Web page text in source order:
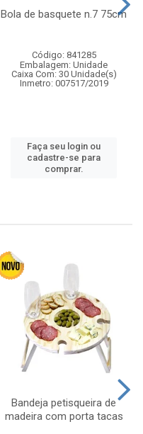
Bola de basquete n.7 75cm
Código: 841285
Embalagem: Unidade
Caixa Com: 30 Unidade(s)
Inmetro: 007517/2019
Faça seu login ou
cadastre-se para
comprar.
Bandeja petisqueira de
madeira com porta tacas